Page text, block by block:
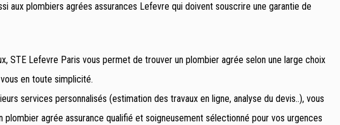
aux plombiers agrées assurances Lefevre qui doivent souscrire une garantie de
STE Lefevre Paris vous permet de trouver un plombier agrée selon une large choix
en toute simplicité.
services personnalisés (estimation des travaux en ligne, analyse du devis..), vous
plombier agrée assurance qualifié et soigneusement sélectionné pour vos urgences